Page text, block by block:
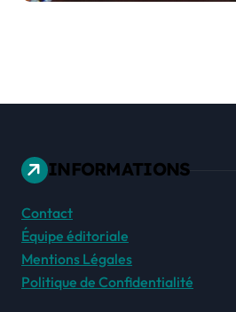
INFORMATIONS
Contact
Équipe éditoriale
Mentions Légales
Politique de Confidentialité